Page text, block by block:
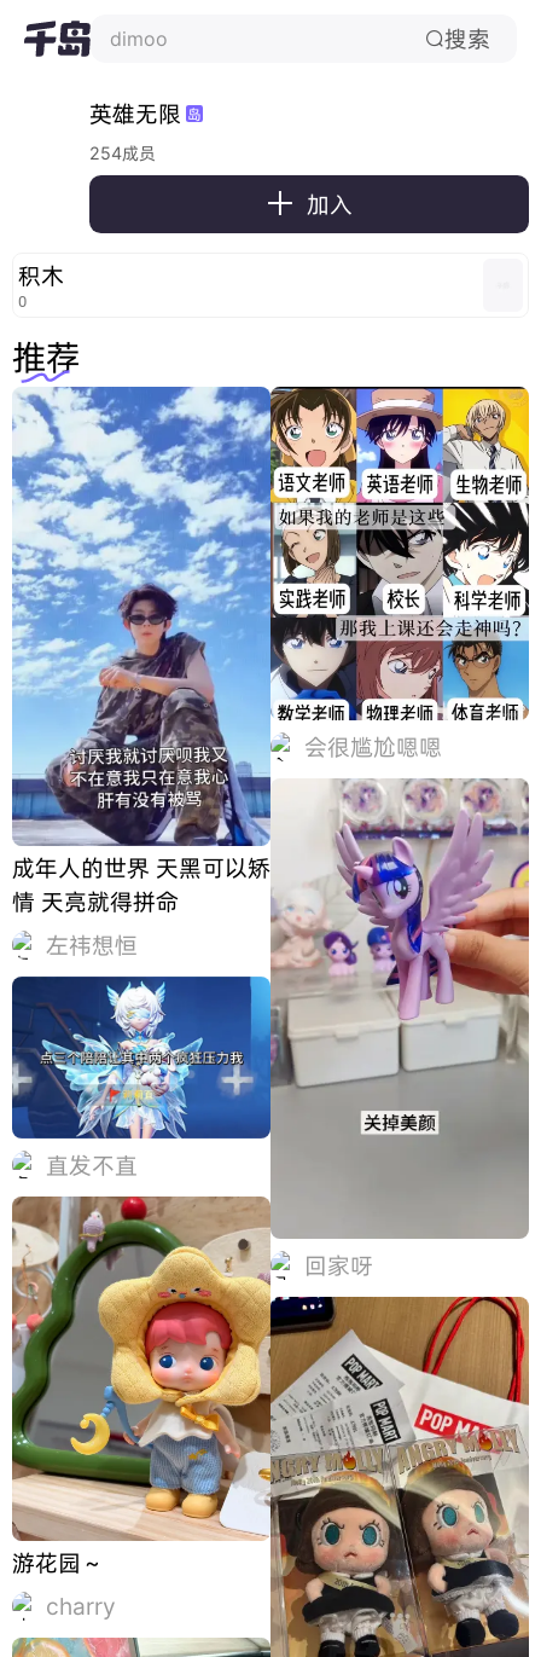
dimoo 搜索
英雄无限 岛
254成员
 加入
积木
0
推荐
成年人的世界 天黑可以矫
情 天亮就得拼命
左祎想恒
直发不直
游花园～
charry
会很尴尬嗯嗯
回家呀